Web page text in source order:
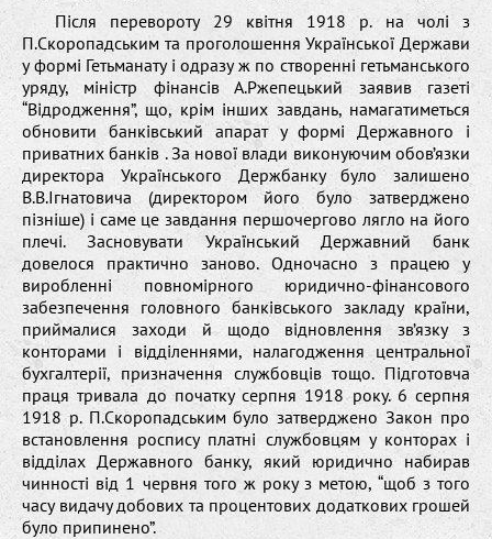
Після перевороту 29 квітня 1918 р. на чолі з
П.Скоропадським та проголошення Української Держави
у формі Гетьманату і одразу ж по створенні гетьманського
уряду, міністр фінансів А.Ржепецький заявив газеті
“Відродження”, що, крім інших завдань, намагатиметься
обновити банківський апарат у формі Державного і
приватних банків . За нової влади виконуючим обов’язки
директора Українського Держбанку було залишено
В.В.Ігнатовича (директором його було затверджено
пізніше) і саме це завдання першочергово лягло на його
плечі. Засновувати Український Державний банк
довелося практично заново. Одночасно з працею у
виробленні повномірного юридично-фінансового
забезпечення головного банківського закладу країни,
приймалися заходи й щодо відновлення зв’язку з
конторами і відділеннями, налагодження центральної
бухгалтерії, призначення службовців тощо. Підготовча
праця тривала до початку серпня 1918 року. 6 серпня
1918 р. П.Скоропадським було затверджено Закон про
встановлення роспису платні службовцям у конторах і
відділах Державного банку, який юридично набирав
чинності від 1 червня того ж року з метою, “щоб з того
часу видачу добових та процентових додаткових грошей
було припинено”.